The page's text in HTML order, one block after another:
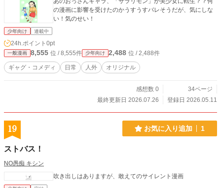
の漫画に影響を受けたのかうすうすバレそうだが、気にしな
い！気のせい！
少年向け 連載中
24h.ポイント 0pt
一般漫画 8,555 位 / 8,555件 少年向け 2,488 位 / 2,488件
ギャグ・コメディ 日常 人外 オリジナル
感想数 0
34ページ
最終更新日 2026.07.26
登録日 2026.05.11
19 お気に入り追加 1
ストバス！
NO愚痴 キシン
吹き出しはありますが、敢えてのサイレント漫画